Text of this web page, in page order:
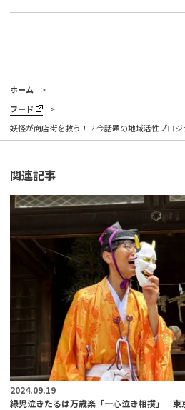
ホーム
フード
妖怪が商店街を救う！？今話題の地域活性プロ
関連記事
2024.09.19
緑児泣きたるは万歳楽「一心泣き相撲」｜